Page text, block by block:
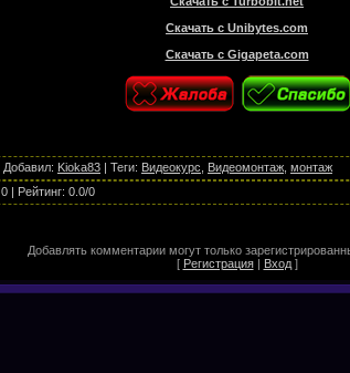
Скачать с Unibytes.com
Скачать с Gigapeta.com
Добавил: Kioka83 | Теги: Видеокурс Видеомонтаж монтаж
0 | Рейтинг: 0.0/0
Добавлять комментарии могут только
[ Регистрация| Вход]